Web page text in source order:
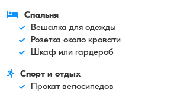
Спальня
Вешалка для одежды
Розетка около кровати
Шкаф или гардероб
Спорт и отдых
Прокат велосипедов